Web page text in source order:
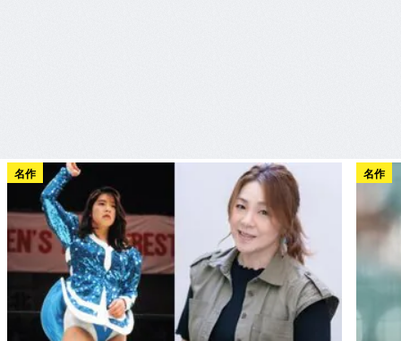
名作 名作